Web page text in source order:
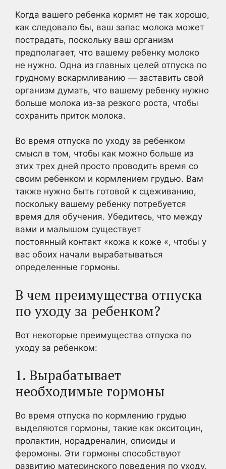
Когда вашего ребенка кормят не так хорошо,
как следовало бы, ваш запас молока может
пострадать, поскольку ваш организм
предполагает, что вашему ребенку молоко
не нужно. Одна из главных целей отпуска по
грудному вскармливанию — заставить свой
организм думать, что вашему ребенку нужно
больше молока из-за резкого роста, чтобы
сохранить приток молока.
Во время отпуска по уходу за ребенком
смысл в том, чтобы как можно больше из
этих трех дней просто проводить время со
своим ребенком и кормлением грудью. Вам
также нужно быть готовой к сцеживанию,
поскольку вашему ребенку потребуется
время для обучения. Убедитесь, что между
вами и малышом существует
постоянный контакт «кожа к коже «, чтобы у
вас обоих начали вырабатываться
определенные гормоны.
В чем преимущества отпуска
по уходу за ребенком?
Вот некоторые преимущества отпуска по
уходу за ребенком:
1. Вырабатывает
необходимые гормоны
Во время отпуска по кормлению грудью
выделяются гормоны, такие как окситоцин,
пролактин, норадреналин, опиоиды и
феромоны. Эти гормоны способствуют
развитию материнского поведения по уходу,